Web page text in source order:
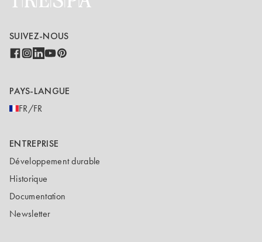
SUIVEZ-NOUS
PAYS-LANGUE
FR/FR
ENTREPRISE
Développement durable
Historique
Documentation
Newsletter